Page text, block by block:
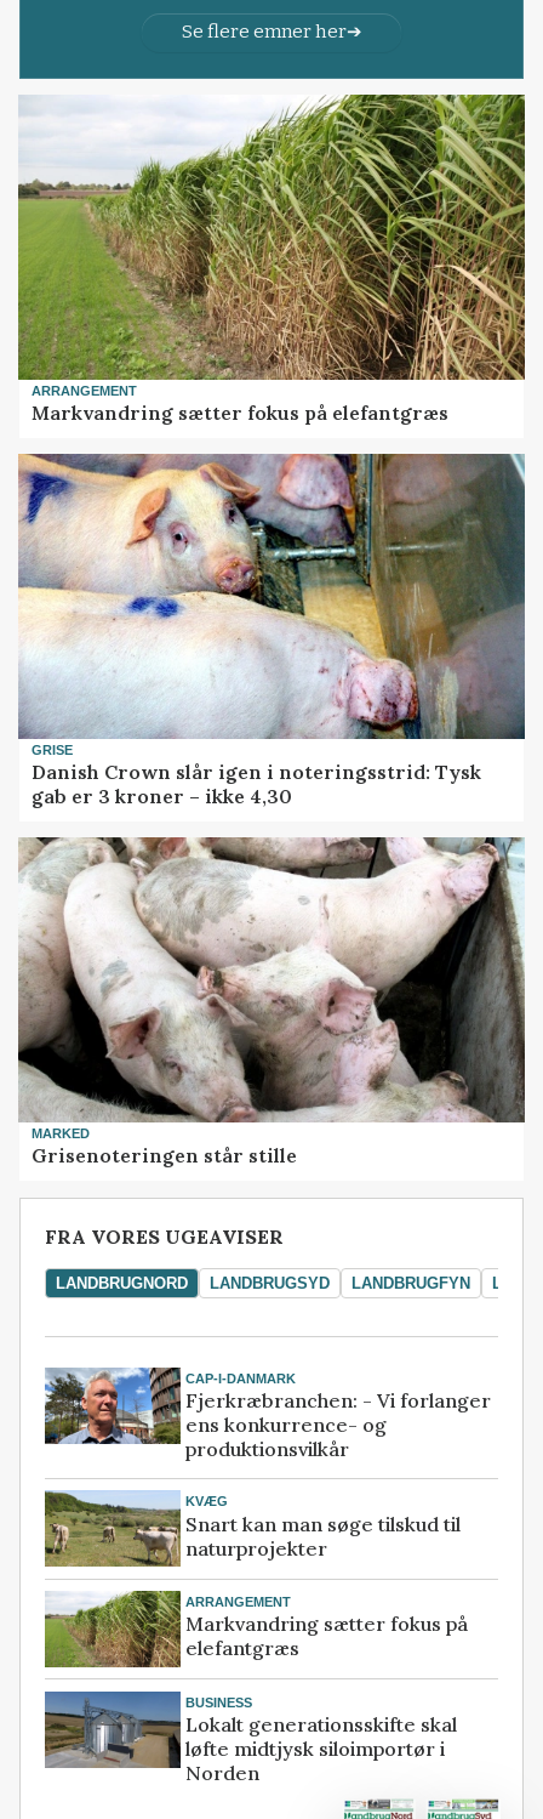
Se flere emner her
ARRANGEMENT
Markvandring sætter fokus på elefantgræs
GRISE
Danish Crown slår igen i noteringsstrid: Tysk
gab er 3 kroner – ikke 4,30
MARKED
Grisenoteringen står stille
FRA VORES UGEAVISER
LANDBRUGNORD LANDBRUGSYD LANDBRUGFYN
CAP-I-DANMARK
Fjerkræbranchen: - Vi forlanger
ens konkurrence- og
produktionsvilkår
KVÆG
Snart kan man søge tilskud til
naturprojekter
ARRANGEMENT
Markvandring sætter fokus på
elefantgræs
BUSINESS
Lokalt generationsskifte skal
løfte midtjysk siloimportør i
Norden